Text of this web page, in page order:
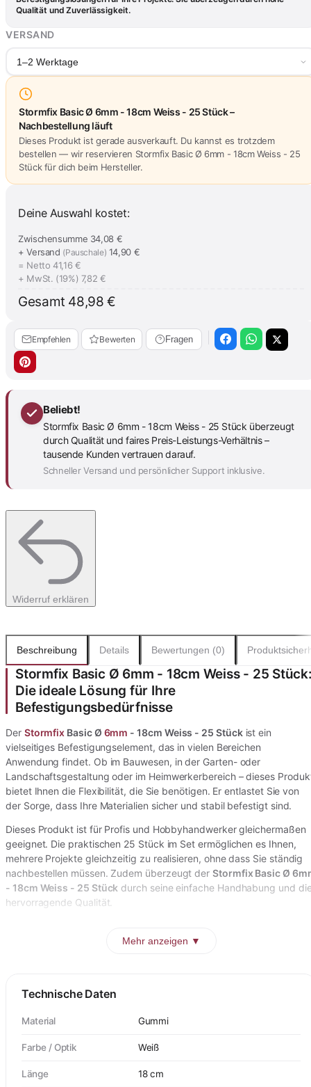
Qualität und Zuverlässigkeit.
VERSAND
1–2 Werktage
Stormfix Basic Ø 6mm - 18cm Weiss - 25 Stück –
Nachbestellung läuft
Dieses Produkt ist gerade ausverkauft. Du kannst es trotzdem
bestellen — wir reservieren Stormfix Basic Ø 6mm - 18cm Weiss - 25
Stück für dich beim Hersteller.
Deine Auswahl kostet:
Zwischensumme 34,08 €
+ Versand (Pauschale) 14,90 €
= Netto 41,16 €
+ MwSt. (19%) 7,82 €
Gesamt 48,98 €
Empfehlen Bewerten Fragen
Beliebt!
Stormfix Basic Ø 6mm - 18cm Weiss - 25 Stück überzeugt
durch Qualität und faires Preis-Leistungs-Verhältnis –
tausende Kunden vertrauen darauf.
Schneller Versand und persönlicher Support inklusive.
Widerruf erklären
Beschreibung Details Bewertungen (0)
Stormfix Basic Ø 6mm - 18cm Weiss - 25
Die ideale Lösung für Ihre
Befestigungsbedürfnisse
Der Stormfix Basic Ø 6mm - 18cm Weiss - 25 Stückist ein
vielseitiges Befestigungselement, das in vielen Bereichen
Anwendung findet. Ob im Bauwesen, in der Garten- oder
Landschaftsgestaltung oder im Heimwerkerbereich – dieses
bietet Ihnen die Flexibilität, die Sie benötigen. Er entlastet Sie von
der Sorge, dass Ihre Materialien sicher und stabil befestigt sind.
Dieses Produkt ist für Profis und Hobbyhandwerker gleichermaßen
geeignet. Die praktischen 25 Stück im Set ermöglichen es Ihnen,
mehrere Projekte gleichzeitig zu realisieren, ohne dass Sie ständig
nachbestellen müssen. Zudem überzeugt derStormfix Basic Ø
- 18cm Weiss - 25 Stück durch seine einfache Handhabung und
hervorragende Qualität.
Mehr anzeigen ▼
Technische Daten
Material Gummi
Farbe / Optik Weiß
Länge 18 cm